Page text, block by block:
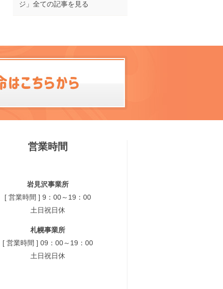
ジ」全ての記事を見る
営業時間
岩見沢事業所
[ 営業時間 ] 9：00～19：00
土日祝日休
札幌事業所
[ 営業時間 ] 09：00～19：00
土日祝日休